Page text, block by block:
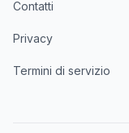
Contatti
Privacy
Termini di servizio